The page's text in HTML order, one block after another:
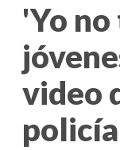
'Yo
video